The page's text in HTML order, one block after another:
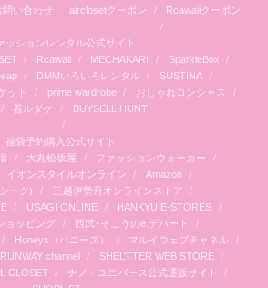
問い合わせ
airclosetクーポン
Rcawaiiクーポン
ッションレンタル公式サイト
Rcawaii MECHAKARI
SparkleBox
DMMいろいろレンタル
SUSTINA
ット prime wardrobe
おしゃれコンシャス
着ルダケ BUYSELL HUNT
福袋予約購入公式サイト
大丸松坂屋
ファッションウォーカー
イオンスタイルオンライン
Amazon
ーク)
三越伊勢丹オンラインストア
USAGI ONLINE
HANKYU E-STORES
ョッピング
西武･そごうのe.デパート
Honeys（ハニーズ）
マルイウェブチャネル
RUNWAY channel
SHEL’TTER WEB STORE
CLOSET
ナノ・ユニバース公式通販サイト